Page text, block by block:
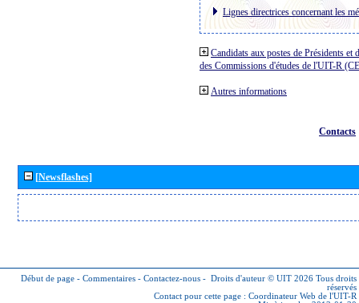
Lignes directrices concernant les
Candidats aux postes de Présidents et
des Commissions d'études de l'UIT-R
Autres informations
Contacts
[Newsflashes]
Début de page - Commentaires - Contactez-nous - Droits d'auteur © UIT 2026 Tous droits
réservés
Contact pour cette page : Coordinateur Web de l'UIT-R